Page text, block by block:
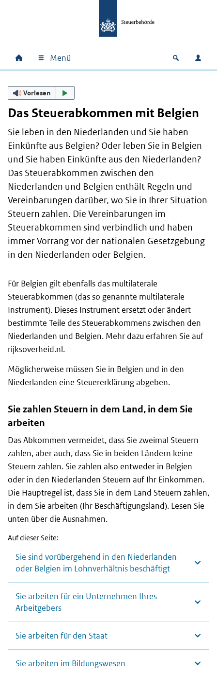
Hauptnavigation
Home Menü Open
Vorlesen
Das Steuerabkommen mit Belgien
Sie leben in den Niederlanden und Sie haben
Einkünfte aus Belgien? Oder leben Sie in Belgien
und Sie haben Einkünfte aus den Niederlanden?
Das Steuerabkommen zwischen den
Niederlanden und Belgien enthält Regeln und
Vereinbarungen darüber, wo Sie in Ihrer Situation
Steuern zahlen. Die Vereinbarungen im
Steuerabkommen sind verbindlich und haben
immer Vorrang vor der nationalen Gesetzgebung
in den Niederlanden oder Belgien.
Für Belgien gilt ebenfalls das multilaterale
Steuerabkommen (das so genannte multilaterale
Instrument). Dieses Instrument ersetzt oder ändert
bestimmte Teile des Steuerabkommens zwischen den
Niederlanden und Belgien. Mehr dazu erfahren Sie auf
rijksoverheid.nl.
Möglicherweise müssen Sie in Belgien und in den
Niederlanden eine Steuererklärung abgeben.
Sie zahlen Steuern in dem Land, in dem Sie
arbeiten
Das Abkommen vermeidet, dass Sie zweimal Steuern
zahlen, aber auch, dass Sie in beiden Ländern keine
Steuern zahlen. Sie zahlen also entweder in Belgien
oder in den Niederlanden Steuern auf Ihr Einkommen.
Die Hauptregel ist, dass Sie in dem Land Steuern zahlen,
in dem Sie arbeiten (Ihr Beschäftigungsland). Lesen Sie
unten über die Ausnahmen.
Auf dieser Seite:
Sie sind vorübergehend in den Niederlanden
oder Belgien im Lohnverhältnis beschäftigt
Sie arbeiten für ein Unternehmen Ihres
Arbeitgebers
Sie arbeiten für den Staat
Sie arbeiten im Bildungswesen